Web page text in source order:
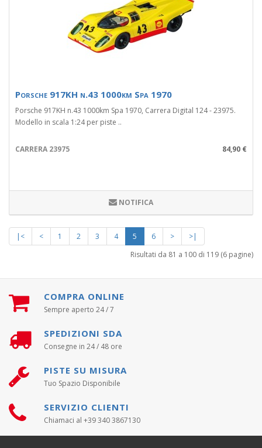
Porsche 917KH n.43 1000km Spa 1970
Porsche 917KH n.43 1000km Spa 1970, Carrera Digital 124 - 23975.
Modello in scala 1:24 per piste ..
CARRERA 23975 84,90 €
NOTIFICA
|< < 1 2 3 4 5 6 >
>|
Risultati da 81 a 100 di 119 (6 pagine)
COMPRA ONLINE
Sempre aperto 24 / 7
SPEDIZIONI SDA
Consegne in 24 / 48 ore
PISTE SU MISURA
Tuo Spazio Disponibile
SERVIZIO CLIENTI
Chiamaci al +39 340 3867130